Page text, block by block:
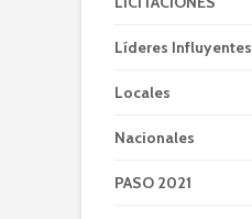
Líderes Influyentes
Locales
Nacionales
PASO 2021